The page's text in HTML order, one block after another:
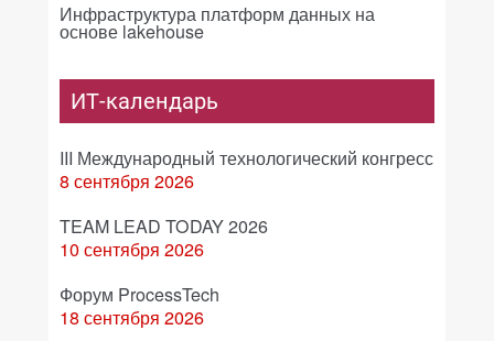
Инфраструктура платформ данных на
основе lakehouse
ИТ-календарь
III Международный технологический конгресс
8 сентября 2026
TEAM LEAD TODAY 2026
10 сентября 2026
Форум ProcessTech
18 сентября 2026